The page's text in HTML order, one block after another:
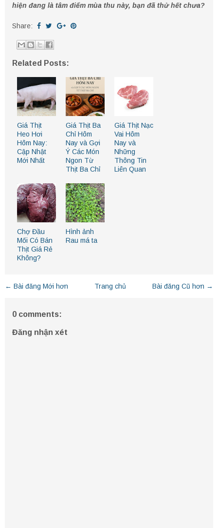
hiện đang là tâm điểm mùa thu này, bạn đã thử hết chưa?
Share:
Related Posts:
Giá Thịt
Heo Hơi
Hôm Nay:
Cập Nhật
Mới Nhất
Giá Thịt Ba
Chỉ Hôm
Nay và Gợi
Ý Các Món
Ngon Từ
Thịt Ba Chỉ
Giá Thịt Nạc
Vai Hôm
Nay và
Những
Thông Tin
Liên Quan
Chợ Đầu
Mối Có Bán
Thịt Giá Rẻ
Không?
Hình ảnh
Rau má ta
← Bài đăng Mới hơn Bài đăng Cũ hơn →
Trang chủ
0 comments:
Đăng nhận xét